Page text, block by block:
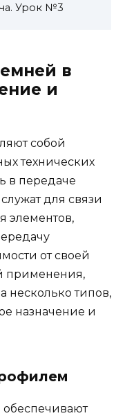
Урок №3
в
и
собой
технических
в передаче
для связи
элементов,
от своей
применения,
несколько типов,
назначение и